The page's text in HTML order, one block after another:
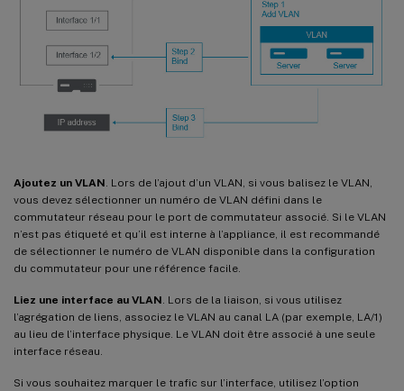
Ajoutez un VLAN. Lors de l’ajout d’un VLAN, si vous balisez le VLAN,
vous devez sélectionner un numéro de VLAN défini dans le
commutateur réseau pour le port de commutateur associé. Si le VLAN
n’est pas étiqueté et qu’il est interne à l’appliance, il est recommandé
de sélectionner le numéro de VLAN disponible dans la configuration
du commutateur pour une référence facile.
Liez une interface au VLAN. Lors de la liaison, si vous utilisez
l’agrégation de liens, associez le VLAN au canal LA (par exemple, LA/1)
au lieu de l’interface physique. Le VLAN doit être associé à une seule
interface réseau.
Si vous souhaitez marquer le trafic sur l’interface, utilisez l’option